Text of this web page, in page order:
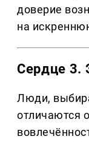
доверие
на
Сердце 3.
Люди,
отличаются